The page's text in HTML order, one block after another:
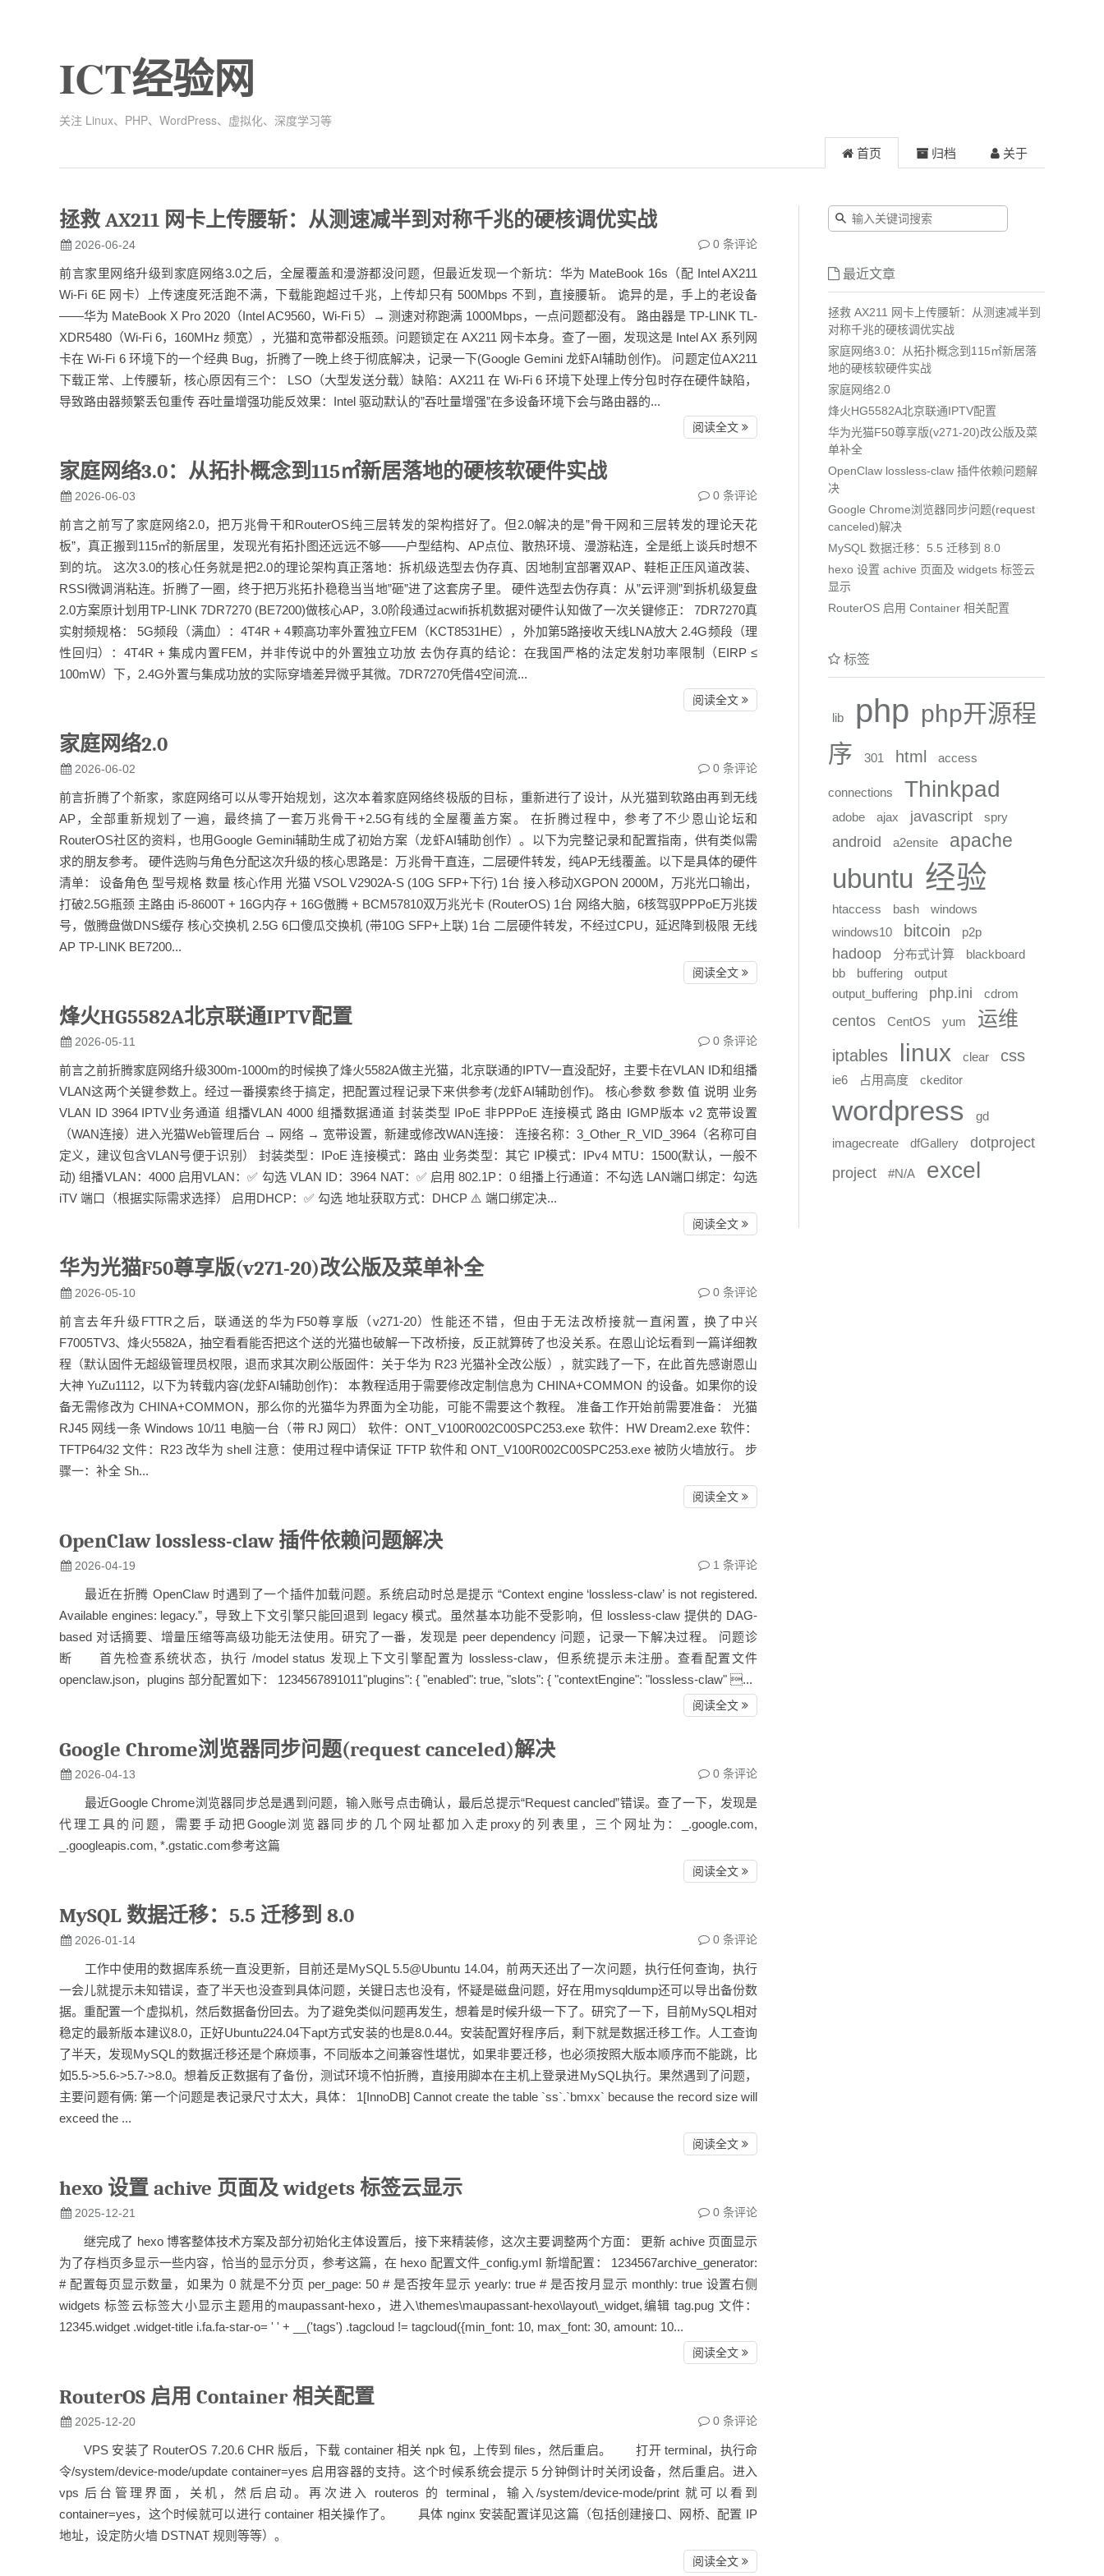
ICT经验网
关注 Linux、PHP、WordPress、虚拟化、深度学习等
首页 归档 关于
拯救 AX211 网卡上传腰斩：从测速减半到对称千兆的硬核调优实战
2026-06-24 0 条评论
前言家里网络升级到家庭网络3.0之后，全屋覆盖和漫游都没问题，但最近发现一个新坑：华为 MateBook 16s（配 Intel AX211
Wi-Fi 6E 网卡）上传速度死活跑不满，下载能跑超过千兆，上传却只有 500Mbps 不到，直接腰斩。 诡异的是，手上的老设备
——华为 MateBook X Pro 2020（Intel AC9560，Wi-Fi 5）→ 测速对称跑满 1000Mbps，一点问题都没有。 路由器是 TP-LINK TL-
XDR5480（Wi-Fi 6，160MHz 频宽），光猫和宽带都没瓶颈。问题锁定在 AX211 网卡本身。查了一圈，发现这是 Intel AX 系列网
卡在 Wi-Fi 6 环境下的一个经典 Bug，折腾了一晚上终于彻底解决，记录一下(Google Gemini 龙虾AI辅助创作)。 问题定位AX211
下载正常、上传腰斩，核心原因有三个： LSO（大型发送分载）缺陷：AX211 在 Wi-Fi 6 环境下处理上传分包时存在硬件缺陷，
导致路由器频繁丢包重传 吞吐量增强功能反效果：Intel 驱动默认的”吞吐量增强”在多设备环境下会与路由器的...
阅读全文
家庭网络3.0：从拓扑概念到115㎡新居落地的硬核软硬件实战
2026-06-03 0 条评论
前言之前写了家庭网络2.0，把万兆骨干和RouterOS纯三层转发的架构搭好了。但2.0解决的是”骨干网和三层转发的理论天花
板”，真正搬到115㎡的新居里，发现光有拓扑图还远远不够——户型结构、AP点位、散热环境、漫游粘连，全是纸上谈兵时想不
到的坑。 这次3.0的核心任务就是把2.0的理论架构真正落地：拆机级选型去伪存真、因地制宜部署双AP、鞋柜正压风道改装、
RSSI微调消粘连。折腾了一圈，终于把万兆拓扑稳稳当当地”砸”进了这套房子里。 硬件选型去伪存真：从”云评测”到拆机级复盘
2.0方案原计划用TP-LINK 7DR7270 (BE7200)做核心AP，3.0阶段通过acwifi拆机数据对硬件认知做了一次关键修正： 7DR7270真
实射频规格： 5G频段（满血）：4T4R + 4颗高功率外置独立FEM（KCT8531HE），外加第5路接收天线LNA放大 2.4G频段（理
性回归）：4T4R + 集成内置FEM，并非传说中的外置独立功放 去伪存真的结论：在我国严格的法定发射功率限制（EIRP ≤
100mW）下，2.4G外置与集成功放的实际穿墙差异微乎其微。7DR7270凭借4空间流...
阅读全文
家庭网络2.0
2026-06-02 0 条评论
前言折腾了个新家，家庭网络可以从零开始规划，这次本着家庭网络终极版的目标，重新进行了设计，从光猫到软路由再到无线
AP，全部重新规划了一遍，最终搞了一套万兆骨干+2.5G有线的全屋覆盖方案。 在折腾过程中，参考了不少恩山论坛和
RouterOS社区的资料，也用Google Gemini辅助生成了初始方案（龙虾AI辅助创作）。以下为完整记录和配置指南，供有类似需
求的朋友参考。 硬件选购与角色分配这次升级的核心思路是：万兆骨干直连，二层硬件转发，纯AP无线覆盖。以下是具体的硬件
清单： 设备角色 型号规格 数量 核心作用 光猫 VSOL V2902A-S (10G SFP+下行) 1台 接入移动XGPON 2000M，万兆光口输出，
打破2.5G瓶颈 主路由 i5-8600T + 16G内存 + 16G傲腾 + BCM57810双万兆光卡 (RouterOS) 1台 网络大脑，6核驾驭PPPoE万兆拨
号，傲腾盘做DNS缓存 核心交换机 2.5G 6口傻瓜交换机 (带10G SFP+上联) 1台 二层硬件转发，不经过CPU，延迟降到极限 无线
AP TP-LINK BE7200...
阅读全文
烽火HG5582A北京联通IPTV配置
2026-05-11 0 条评论
前言之前折腾家庭网络升级300m-1000m的时候换了烽火5582A做主光猫，北京联通的IPTV一直没配好，主要卡在VLAN ID和组播
VLAN这两个关键参数上。经过一番摸索终于搞定，把配置过程记录下来供参考(龙虾AI辅助创作)。 核心参数 参数 值 说明 业务
VLAN ID 3964 IPTV业务通道 组播VLAN 4000 组播数据通道 封装类型 IPoE 非PPPoE 连接模式 路由 IGMP版本 v2 宽带设置
（WAN连接）进入光猫Web管理后台 → 网络 → 宽带设置，新建或修改WAN连接： 连接名称：3_Other_R_VID_3964（名称可自
定义，建议包含VLAN号便于识别） 封装类型：IPoE 连接模式：路由 业务类型：其它 IP模式：IPv4 MTU：1500(默认，一般不
动) 组播VLAN：4000 启用VLAN：✅ 勾选 VLAN ID：3964 NAT：✅ 启用 802.1P：0 组播上行通道：不勾选 LAN端口绑定：勾选
iTV 端口（根据实际需求选择） 启用DHCP：✅ 勾选 地址获取方式：DHCP ⚠️ 端口绑定决...
阅读全文
华为光猫F50尊享版(v271-20)改公版及菜单补全
2026-05-10 0 条评论
前言去年升级FTTR之后，联通送的华为F50尊享版（v271-20）性能还不错，但由于无法改桥接就一直闲置，换了中兴
F7005TV3、烽火5582A，抽空看看能否把这个送的光猫也破解一下改桥接，反正就算砖了也没关系。在恩山论坛看到一篇详细教
程（默认固件无超级管理员权限，退而求其次刷公版固件：关于华为 R23 光猫补全改公版），就实践了一下，在此首先感谢恩山
大神 YuZu1112，以下为转载内容(龙虾AI辅助创作)： 本教程适用于需要修改定制信息为 CHINA+COMMON 的设备。如果你的设
备无需修改为 CHINA+COMMON，那么你的光猫华为界面为全功能，可能不需要这个教程。 准备工作开始前需要准备： 光猫
RJ45 网线一条 Windows 10/11 电脑一台（带 RJ 网口） 软件：ONT_V100R002C00SPC253.exe 软件：HW Dream2.exe 软件：
TFTP64/32 文件：R23 改华为 shell 注意：使用过程中请保证 TFTP 软件和 ONT_V100R002C00SPC253.exe 被防火墙放行。 步
骤一：补全 Sh...
阅读全文
OpenClaw lossless-claw 插件依赖问题解决
2026-04-19 1 条评论
最近在折腾 OpenClaw 时遇到了一个插件加载问题。系统启动时总是提示 “Context engine ‘lossless-claw’ is not registered.
Available engines: legacy.”，导致上下文引擎只能回退到 legacy 模式。虽然基本功能不受影响，但 lossless-claw 提供的 DAG-
based 对话摘要、增量压缩等高级功能无法使用。研究了一番，发现是 peer dependency 问题，记录一下解决过程。 问题诊
断 首先检查系统状态，执行 /model status 发现上下文引擎配置为 lossless-claw，但系统提示未注册。查看配置文件
openclaw.json，plugins 部分配置如下： 1234567891011"plugins": { "enabled": true, "slots": { "contextEngine": "lossless-claw" ...
阅读全文
Google Chrome浏览器同步问题(request canceled)解决
2026-04-13 0 条评论
最近Google Chrome浏览器同步总是遇到问题，输入账号点击确认，最后总提示“Request cancled”错误。查了一下，发现是
代理工具的问题，需要手动把Google浏览器同步的几个网址都加入走proxy的列表里，三个网址为：_.google.com,
_.googleapis.com, *.gstatic.com参考这篇
阅读全文
MySQL 数据迁移：5.5 迁移到 8.0
2026-01-14 0 条评论
工作中使用的数据库系统一直没更新，目前还是MySQL 5.5@Ubuntu 14.04，前两天还出了一次问题，执行任何查询，执行
一会儿就提示未知错误，查了半天也没查到具体问题，关键日志也没有，怀疑是磁盘问题，好在用mysqldump还可以导出备份数
据。重配置一个虚拟机，然后数据备份回去。为了避免类似问题再发生，想着是时候升级一下了。研究了一下，目前MySQL相对
稳定的最新版本建议8.0，正好Ubuntu224.04下apt方式安装的也是8.0.44。安装配置好程序后，剩下就是数据迁移工作。人工查询
了半天，发现MySQL的数据迁移还是个麻烦事，不同版本之间兼容性堪忧，如果非要迁移，也必须按照大版本顺序而不能跳，比
如5.5->5.6->5.7->8.0。想着反正数据有了备份，测试环境不怕折腾，直接用脚本在主机上登录进MySQL执行。果然遇到了问题，
主要问题有俩: 第一个问题是表记录尺寸太大，具体： 1[InnoDB] Cannot create the table `ss`.`bmxx` because the record size will
exceed the ...
阅读全文
hexo 设置 achive 页面及 widgets 标签云显示
2025-12-21 0 条评论
继完成了 hexo 博客整体技术方案及部分初始化主体设置后，接下来精装修，这次主要调整两个方面： 更新 achive 页面显示
为了存档页多显示一些内容，恰当的显示分页，参考这篇，在 hexo 配置文件_config.yml 新增配置： 1234567archive_generator:
# 配置每页显示数量，如果为 0 就是不分页 per_page: 50 # 是否按年显示 yearly: true # 是否按月显示 monthly: true 设置右侧
widgets 标签云标签大小显示主题用的maupassant-hexo，进入\themes\maupassant-hexo\layout\_widget,编辑 tag.pug 文件：
12345.widget .widget-title i.fa.fa-star-o= ' ' + __('tags') .tagcloud != tagcloud({min_font: 10, max_font: 30, amount: 10...
阅读全文
RouterOS 启用 Container 相关配置
2025-12-20 0 条评论
VPS 安装了 RouterOS 7.20.6 CHR 版后，下载 container 相关 npk 包，上传到 files，然后重启。 打开 terminal，执行命
令/system/device-mode/update container=yes 启用容器的支持。这个时候系统会提示 5 分钟倒计时关闭设备，然后重启。进入
vps 后台管理界面，关机，然后启动。再次进入 routeros 的 terminal，输入/system/device-mode/print 就可以看到
container=yes，这个时候就可以进行 container 相关操作了。 具体 nginx 安装配置详见这篇（包括创建接口、网桥、配置 IP
地址，设定防火墙 DSTNAT 规则等等）。
阅读全文
最近文章
拯救 AX211 网卡上传腰斩：从测速减半到
对称千兆的硬核调优实战
家庭网络3.0：从拓扑概念到115㎡新居落
地的硬核软硬件实战
家庭网络2.0
烽火HG5582A北京联通IPTV配置
华为光猫F50尊享版(v271-20)改公版及菜
单补全
OpenClaw lossless-claw 插件依赖问题解
决
Google Chrome浏览器同步问题(request
canceled)解决
MySQL 数据迁移：5.5 迁移到 8.0
hexo 设置 achive 页面及 widgets 标签云
显示
RouterOS 启用 Container 相关配置
标签
lib php php开源程
序
301 html access
connections Thinkpad
adobe ajax javascript spry
android a2ensite apache
ubuntu 经验
htaccess bash
windows
windows10
bitcoin p2p
hadoop 分布式计算
blackboard
bb
buffering
output
output_buffering
php.ini cdrom
centos CentOS yum 运维
iptables linux clear css
ie6 占用高度 ckeditor
wordpress
gd
imagecreate
dfGallery
dotproject
project
#N/A excel